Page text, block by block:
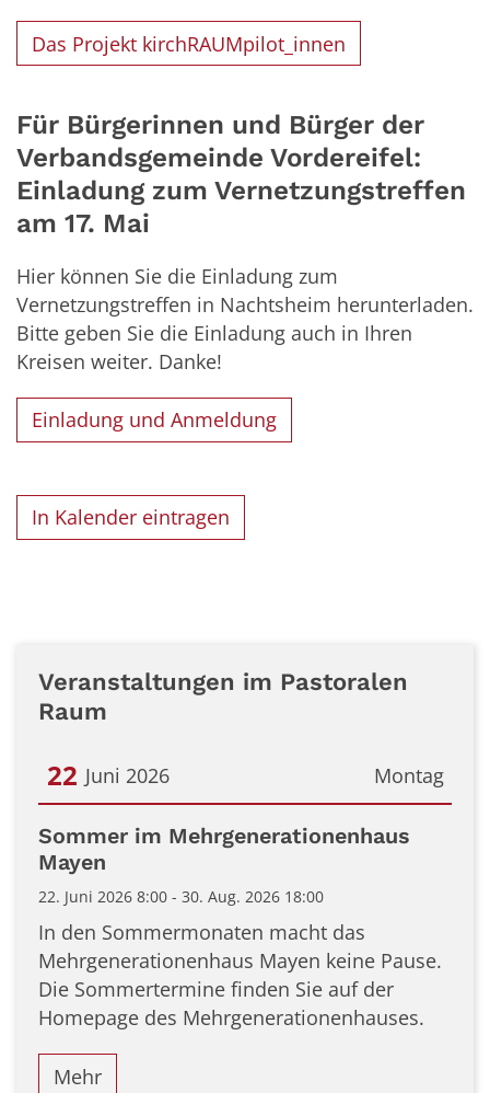
Das Projekt kirchRAUMpilot_innen
Für Bürgerinnen und Bürger der
Verbandsgemeinde Vordereifel:
Einladung zum Vernetzungstreffen
am 17. Mai
Hier können Sie die Einladung zum
Vernetzungstreffen in Nachtsheim herunterladen.
Bitte geben Sie die Einladung auch in Ihren
Kreisen weiter. Danke!
Einladung und Anmeldung
In Kalender eintragen
Veranstaltungen im Pastoralen
Raum
Montag
22 Juni 2026
Datum: 22. Juni 2026
Sommer im Mehrgenerationenhaus
Mayen
22. Juni 2026 8:00 - 30. Aug. 2026 18:00
In den Sommermonaten macht das
Mehrgenerationenhaus Mayen keine Pause.
Die Sommertermine finden Sie auf der
Homepage des Mehrgenerationenhauses.
Mehr